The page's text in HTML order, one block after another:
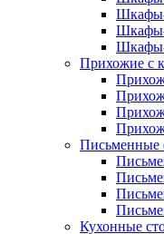
Шкафы-
Шкафы-
Шкафы-
Прихожие с
Письменные
Кухонные